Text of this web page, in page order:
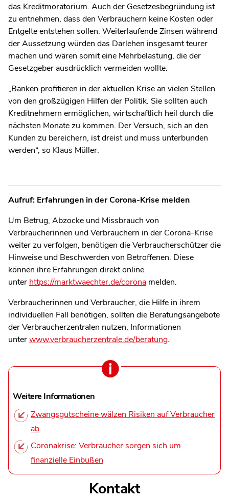
das Kreditmoratorium. Auch der Gesetzesbegründung ist
zu entnehmen, dass den Verbrauchern keine Kosten oder
Entgelte entstehen sollen. Weiterlaufende Zinsen während
der Aussetzung würden das Darlehen insgesamt teurer
machen und wären somit eine Mehrbelastung, die der
Gesetzgeber ausdrücklich vermeiden wollte.
„Banken profitieren in der aktuellen Krise an vielen Stellen
von den großzügigen Hilfen der Politik. Sie sollten auch
Kreditnehmern ermöglichen, wirtschaftlich heil durch die
nächsten Monate zu kommen. Der Versuch, sich an den
Kunden zu bereichern, ist dreist und muss unterbunden
werden“, so Klaus Müller.
Aufruf: Erfahrungen in der Corona-Krise melden
Um Betrug, Abzocke und Missbrauch von
Verbraucherinnen und Verbrauchern in der Corona-Krise
weiter zu verfolgen, benötigen die Verbraucherschützer die
Hinweise und Beschwerden von Betroffenen. Diese
können ihre Erfahrungen direkt online
unter https://marktwaechter.de/corona melden.
Verbraucherinnen und Verbraucher, die Hilfe in ihrem
individuellen Fall benötigen, sollten die Beratungsangebote
der Verbraucherzentralen nutzen, Informationen
unterwww.verbraucherzentrale.de/beratung.
Weitere Informationen
Zwangsgutscheine wälzen Risiken auf Verbraucher
ab
Coronakrise: Verbraucher sorgen sich um
finanzielle Einbußen
Kontakt